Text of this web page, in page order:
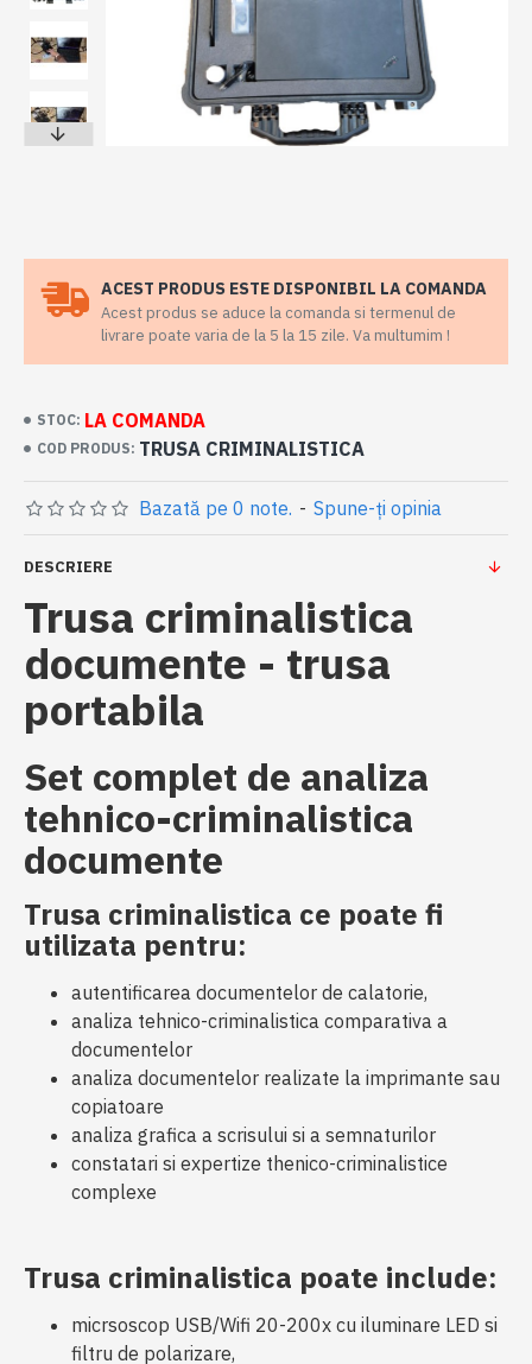
ACEST PRODUS ESTE DISPONIBIL LA COMANDA
Acest produs se aduce la comanda si termenul de
livrare poate varia de la 5 la 15 zile. Va multumim !
STOC: LA COMANDA
COD PRODUS: TRUSA CRIMINALISTICA
Bazată pe 0 note. - Spune-ţi opinia
DESCRIERE
Trusa criminalistica
documente - trusa
portabila
Set complet de analiza
tehnico-criminalistica
documente
Trusa criminalistica ce poate fi
utilizata pentru:
autentificarea documentelor de calatorie,
analiza tehnico-criminalistica comparativa a
documentelor
analiza documentelor realizate la imprimante sau
copiatoare
analiza grafica a scrisului si a semnaturilor
constatari si expertize thenico-criminalistice
complexe
Trusa criminalistica poate include:
micrsoscop USB/Wifi 20-200x cu iluminare LED si
filtru de polarizare,